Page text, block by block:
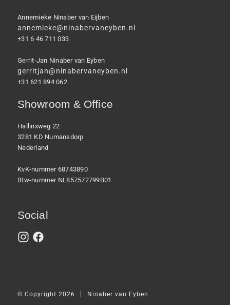
Annemieke Ninaber van Eijben
annemieke@ninabervaneyben.nl
+31 6 46 711 033
Gerrit-Jan Ninaber van Eyben
gerritjan@ninabervaneyben.nl
+31 621 894 062
Showroom & Office
Hallinxweg 22
3281 KD Numansdorp
Nederland
KvK-nummer 68743890
Btw-nummer NL857572799B01
Social
© Copyright 2026 Ninaber van Eyben